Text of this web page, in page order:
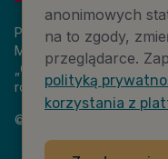
Platforma 116sos.pl jest
Ministerstwo Cyfryzacji.
„Człowiek w kryzysie –
rozwój wsparcia”.
©
anonimowych
na to zgody,
przeglądarce.
polityką
korzystania z